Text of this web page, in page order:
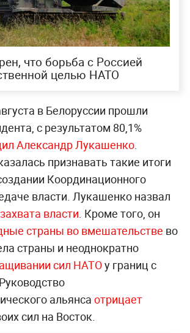
что борьба с Россией
целью НАТО
в Белоруссии прошли
с результатом 80,1%
Александр Лукашенко.
признавать такие итоги
Координационного
власти. Лукашенко назвал
власти. Кроме того, он
страны во вмешательстве во
страны и неоднократно
сил НАТОу границ с
альянса отрицает
сил на Восток.